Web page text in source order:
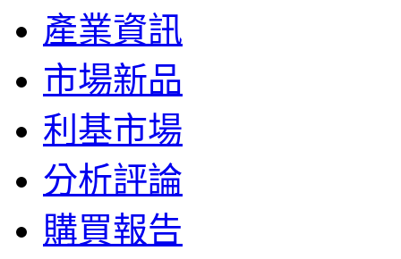
產業資訊
市場新品
利基市場
分析評論
購買報告